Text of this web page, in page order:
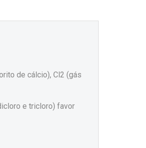
de cálcio), Cl2 (gás
e tricloro) favor